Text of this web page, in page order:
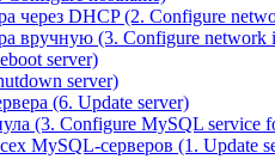
через DHCP (2. Configure
вручную (3. Configure network
server)
server)
(6. Update server)
(3. Configure MySQL service
MySQL-серверов (1. Update